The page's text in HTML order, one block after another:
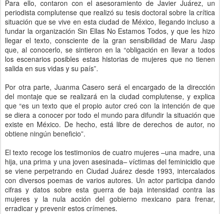
Para ello, contaron con el asesoramiento de Javier Juárez, un
periodista complutense que realizó su tesis doctoral sobre la crítica
situación que se vive en esta ciudad de México, llegando incluso a
fundar la organización Sin Ellas No Estamos Todos, y que les hizo
llegar el texto, consciente de la gran sensibilidad de Maru Jasp
que, al conocerlo, se sintieron en la “obligación en llevar a todos
los escenarios posibles estas historias de mujeres que no tienen
salida en sus vidas y su país”.
Por otra parte, Juanma Casero será el encargado de la dirección
del montaje que se realizará en la ciudad complutense, y explica
que “es un texto que el propio autor creó con la intención de que
se diera a conocer por todo el mundo para difundir la situación que
existe en México. De hecho, está libre de derechos de autor, no
obtiene ningún beneficio”.
El texto recoge los testimonios de cuatro mujeres –una madre, una
hija, una prima y una joven asesinada– víctimas del feminicidio que
se viene perpetrando en Ciudad Juárez desde 1993, intercalados
con diversos poemas de varios autores. Un actor participa dando
cifras y datos sobre esta guerra de baja intensidad contra las
mujeres y la nula acción del gobierno mexicano para frenar,
erradicar y prevenir estos crímenes.